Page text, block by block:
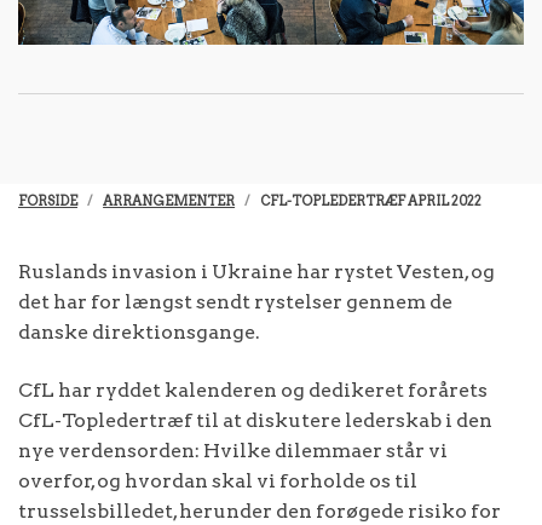
FORSIDE ARRANGEMENTER CFL-TOPLEDERTRÆF APRIL 2022
Ruslands invasion i Ukraine har rystet Vesten, og
det har for længst sendt rystelser gennem de
danske direktionsgange.
CfL har ryddet kalenderen og dedikeret forårets
CfL-Topledertræf til at diskutere lederskab i den
nye verdensorden: Hvilke dilemmaer står vi
overfor, og hvordan skal vi forholde os til
trusselsbilledet, herunder den forøgede risiko for